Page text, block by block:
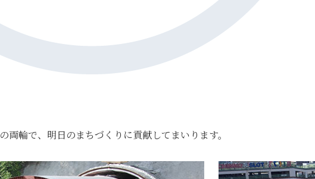
両輪で、明日のまちづくりに貢献してまいります。